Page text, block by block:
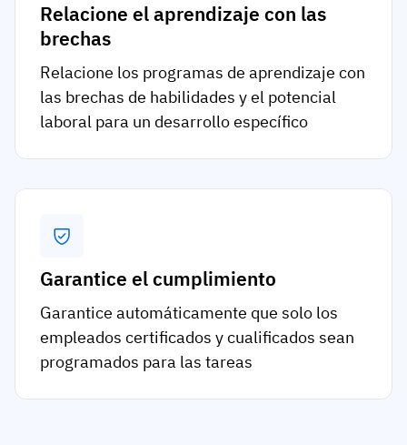
Relacione el aprendizaje con las
brechas
Relacione los programas de aprendizaje con
las brechas de habilidades y el potencial
laboral para un desarrollo específico
Garantice el cumplimiento
Garantice automáticamente que solo los
empleados certificados y cualificados sean
programados para las tareas